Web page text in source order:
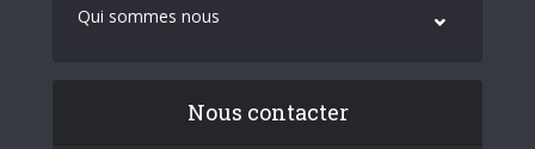
Qui sommes nous
Nous contacter